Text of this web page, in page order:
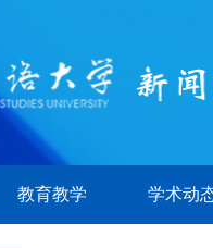
教育教学 学术动